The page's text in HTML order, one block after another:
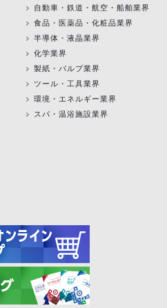
自動車・鉄道・航空・船舶業界
食品・医薬品・化粧品業界
半導体・液晶業界
化学業界
製紙・パルプ業界
ツール・工具業界
環境・エネルギー業界
スパ・温浴施設業界